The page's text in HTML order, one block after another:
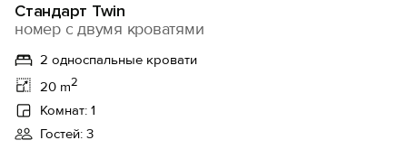
Cтандарт Twin
номер с двумя кроватями
2 односпальные кровати
20 m2
Комнат: 1
Гостей: 3